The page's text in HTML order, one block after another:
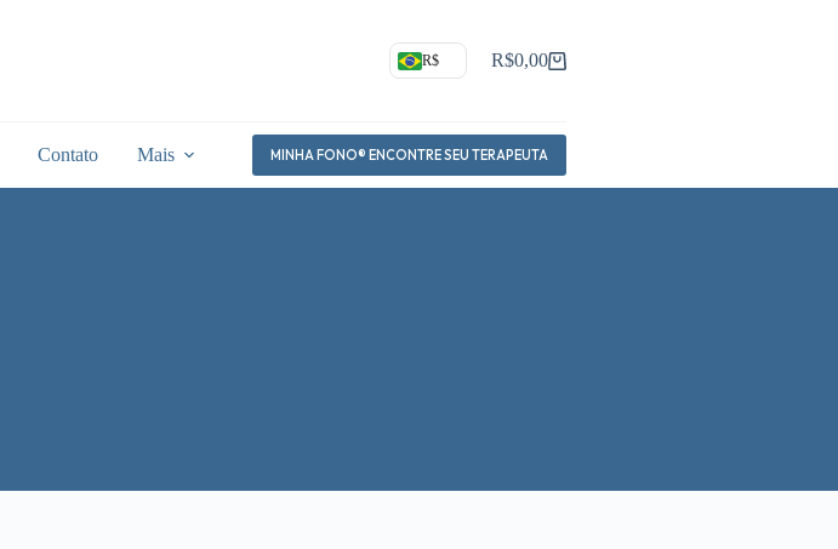
R$ Carrinho
R$0,00
Contato Mais MINHA FONO® ENCONTRE SEU TERAPEUTA